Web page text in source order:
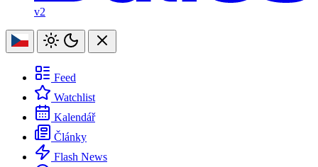
v2
Feed
Watchlist
Kalendář
Články
Flash News